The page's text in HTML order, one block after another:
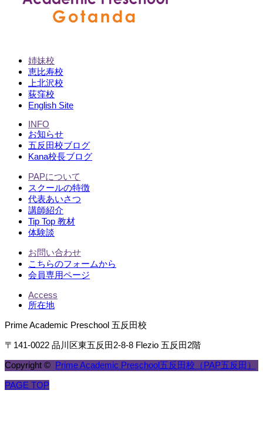
姉妹校
恵比寿校
上北沢校
荻窪校
English Site
INFO
お知らせ
五反田校ブログ
Kana校長ブログ
PAPについて
スクールの特徴
代表あいさつ
講師紹介
Tip Top 教材
体験談
お問い合わせ
こちらのフォームから
会員専用ページ
Access
所在地
Prime Academic Preschool 五反田校
〒141-0022 品川区東五反田2-8-8 Flezio 五反田2階
Copyright © Prime Academic Preschool五反田校（PAP五反田）
PAGE TOP